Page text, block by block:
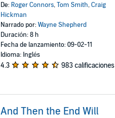
De: Roger Connors,Tom Smith,Craig
Hickman
Narrado por:Wayne Shepherd
Duración: 8 h
Fecha de lanzamiento: 09-02-11
Idioma: Inglés
4.3 983 calificaciones
And Then the End Will